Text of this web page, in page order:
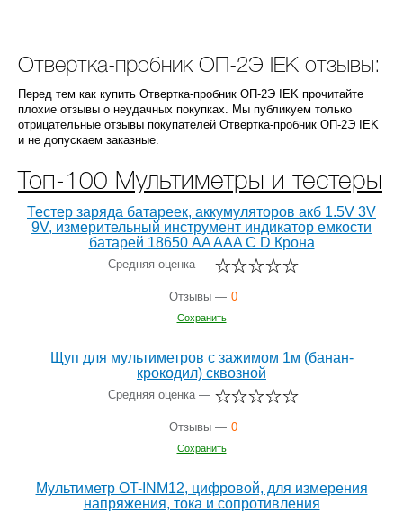
Отвертка-пробник ОП-2Э IEK отзывы:
Перед тем как купить Отвертка-пробник ОП-2Э IEK прочитайте
плохие отзывы о неудачных покупках. Мы публикуем только
отрицательные отзывы покупателей Отвертка-пробник ОП-2Э IEK
и не допускаем заказные.
Топ-100 Мультиметры и тестеры
Тестер заряда батареек, аккумуляторов акб 1.5V 3V
9V, измерительный инструмент индикатор емкости
батарей 18650 AA AAA C D Крона
Средняя оценка —
Отзывы — 0
Сохранить
Щуп для мультиметров с зажимом 1м (банан-
крокодил) сквозной
Средняя оценка —
Отзывы — 0
Сохранить
Мультиметр OT-INM12, цифровой, для измерения
напряжения, тока и сопротивления